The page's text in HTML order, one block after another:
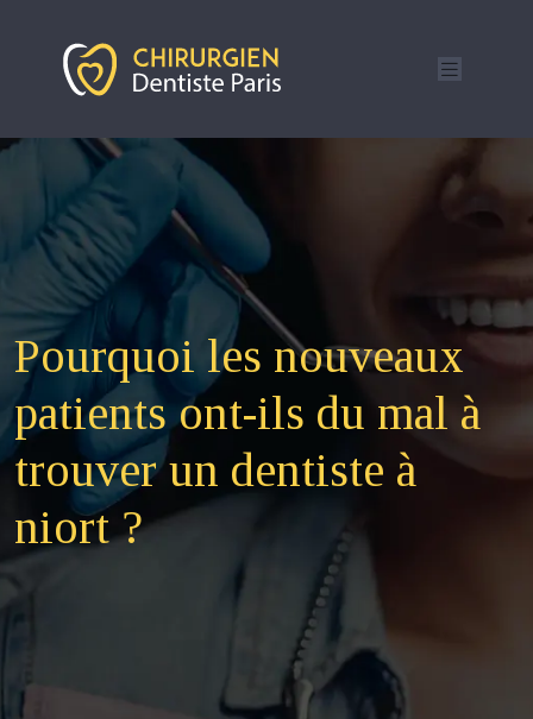
Pourquoi les nouveaux
patients ont-ils du mal à
trouver un dentiste à
niort ?